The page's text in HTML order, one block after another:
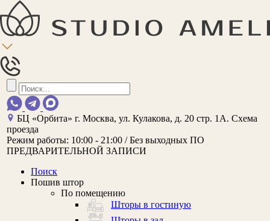
БЦ «Орбита»г. Москва, ул. Кулакова, д. 20 стр. 1А. Схема
проезда
Режим работы: 10:00 - 21:00 / Без выходных ПО
ПРЕДВАРИТЕЛЬНОЙ ЗАПИСИ
Поиск
Пошив штор
По помещению
Шторы в гостиную